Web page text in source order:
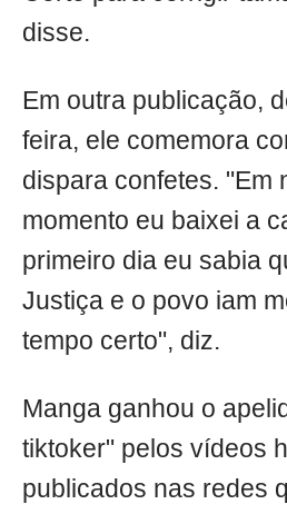
disse.
Em outra publicação,
feira, ele comemora
dispara confetes. "Em
momento eu baixei a
primeiro dia eu sabia
Justiça e o povo iam
tempo certo", diz.
Manga ganhou o
tiktoker" pelos vídeos
publicados nas redes